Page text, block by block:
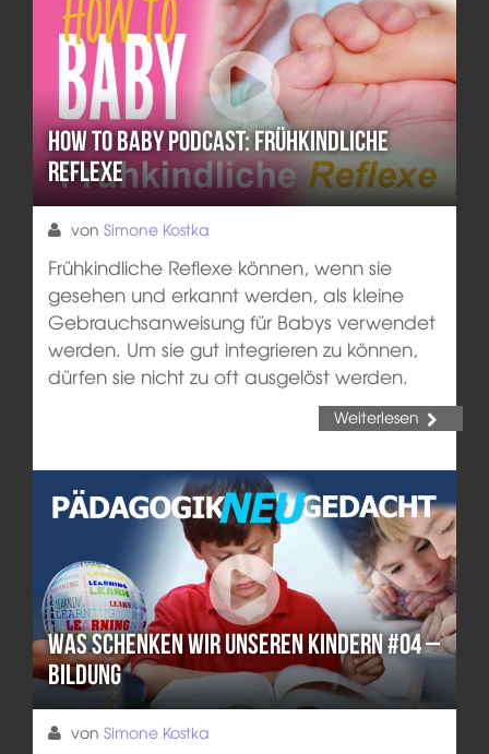
How To Baby Podcast: Frühkindliche
Reflexe
von Simone Kostka
Frühkindliche Reflexe können, wenn sie
gesehen und erkannt werden, als kleine
Gebrauchsanweisung für Babys verwendet
werden. Um sie gut integrieren zu können,
dürfen sie nicht zu oft ausgelöst werden.
Weiterlesen
Was schenken wir unseren Kindern #04 –
Bildung
von Simone Kostka